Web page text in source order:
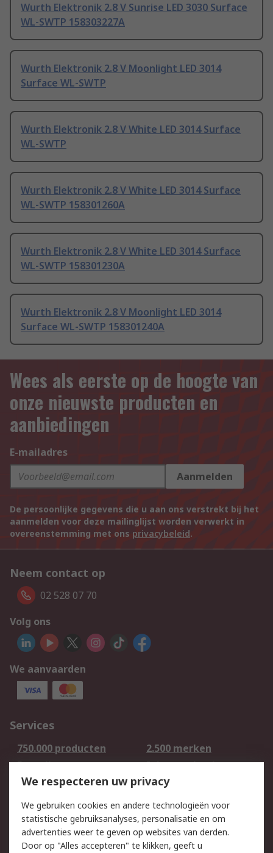
Wurth Elektronik 2.8 V Sunrise LED 3030 Surface
WL-SWTP 158303227A
Wurth Elektronik 2.8 V Moonlight LED 3014
Surface WL-SWTP
Wurth Elektronik 2.8 V White LED 3014 Surface
WL-SWTP
Wurth Elektronik 2.8 V White LED 3014 Surface
WL-SWTP 158301260A
Wurth Elektronik 2.8 V White LED 3014 Surface
WL-SWTP 158301230A
Wurth Elektronik 2.8 V Moonlight LED 3014
Surface WL-SWTP 158301240A
Wees als eerste op de hoogte van
onze nieuwste producten en
aanbiedingen
E-mailadres
Aanmelden
De persoonlijke gegevens die u aan ons verstrekt bij het
aanmelden voor deze mailinglijst worden verwerkt in
overeenstemming met ons privacybeleid.
Neem contact op
02 528 07 70
Volg ons
We aanvaarden
Services
750.000 producten
2.500 merken
Bestellen
Inkoopoplossingen
Retouren
Technisch advies
Track & Trace
Wettelijk
We respecteren uw privacy
We gebruiken cookies en andere technologieën voor
statistische gebruiksanalyses, personalisatie en om
advertenties weer te geven op websites van derden.
Door op "Alles accepteren" te klikken, geeft u